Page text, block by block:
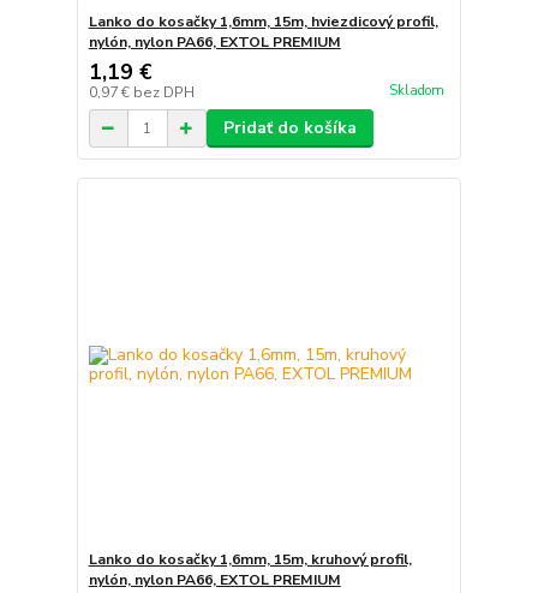
Lanko do kosačky 1,6mm, 15m, hviezdicový profil,
nylón, nylon PA66, EXTOL PREMIUM
1,19 €
0,97 € bez DPH Skladom
Pridať do košíka
Lanko do kosačky 1,6mm, 15m, kruhový profil,
nylón, nylon PA66, EXTOL PREMIUM